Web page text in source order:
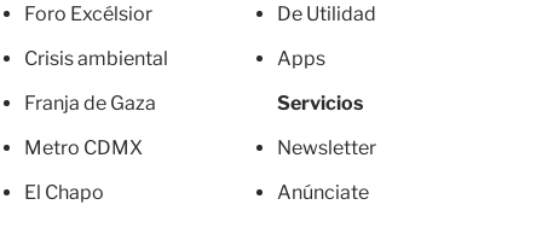
Foro Excélsior
Crisis ambiental
Franja de Gaza
Metro CDMX
El Chapo
De Utilidad
Apps
Servicios
Newsletter
Anúnciate